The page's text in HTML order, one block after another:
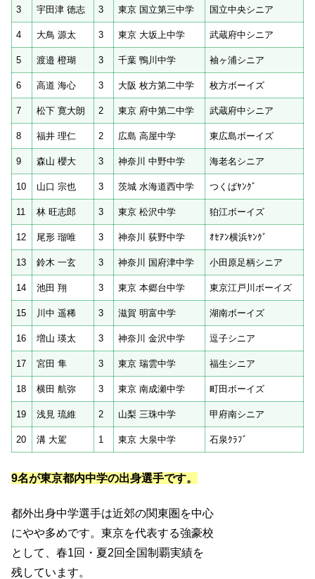
3 宇田津 徳志 3 東京 国立第三中学 国立中央シニア
4 大鳥 源太 3 東京 大坂上中学 武蔵府中シニア
5 渡邉 橙瑚 3 千葉 鴨川中学 袖ヶ浦シニア
6 高道 海心 3 大阪 枚方第二中学 枚方ボーイズ
7 松下 寛大朗 2 東京 府中第二中学 武蔵府中シニア
8 福井 理仁 2 広島 高屋中学 東広島ボーイズ
9 森山 櫻大 3 神奈川 中野中学 海老名シニア
10 山口 宗也 3 茨城 水海道西中学 つくばﾔﾝｸﾞ
11 林 旺志郎 3 東京 松沢中学 狛江ボーイズ
12 尾形 瑠唯 3 神奈川 荻野中学 ｵｾｱﾝ横浜ﾔﾝｸﾞ
13 鈴木 一玄 3 神奈川 国府津中学 小田原足柄シニア
14 池田 翔 3 東京 本郷台中学 東京江戸川ボーイズ
15 川中 遥稀 3 滋賀 明富中学 湖南ボーイズ
16 増山 瑛太 3 神奈川 金沢中学 逗子シニア
17 宮田 隼 3 東京 瑞雲中学 福生シニア
18 横田 航弥 3 東京 南成瀬中学 町田ボーイズ
19 浅見 琉維 2 山梨 三珠中学 甲府南シニア
20 溝 大駕 1 東京 大泉中学 石泉ｸﾗﾌﾞ
9名が東京都内中学の出身選手です。
都外出身中学選手は近郊の関東圏を中心
にやや多めです。東京を代表する強豪校
として、春1回・夏2回全国制覇実績を
残しています。